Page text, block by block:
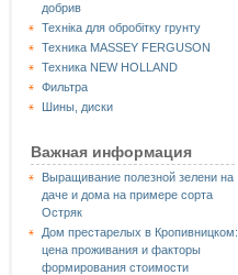
добрив
Техніка для обробітку грунту
Техника MASSEY FERGUSON
Техника NEW HOLLAND
Фильтра
Шины, диски
Важная информация
Выращивание полезной зелени на
даче и дома на примере сорта
Остряк
Дом престарелых в Кропивницком:
цена проживания и факторы
формирования стоимости